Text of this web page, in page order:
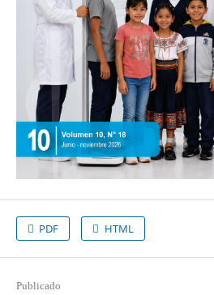
PDF HTML
Publicado